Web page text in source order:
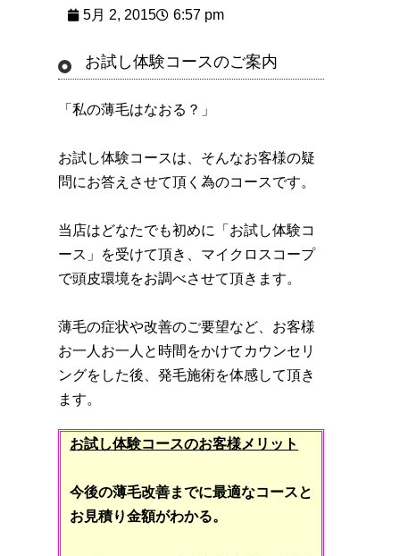
5月 2, 2015 6:57 pm
お試し体験コースのご案内
「私の薄毛はなおる？」
お試し体験コースは、そんなお客様の疑
問にお答えさせて頂く為のコースです。
当店はどなたでも初めに「お試し体験コ
ース」を受けて頂き、マイクロスコープ
で頭皮環境をお調べさせて頂きます。
薄毛の症状や改善のご要望など、お客様
お一人お一人と時間をかけてカウンセリ
ングをした後、発毛施術を体感して頂き
ます。
お試し体験コースのお客様メリット
今後の薄毛改善までに最適なコースと
お見積り金額がわかる。